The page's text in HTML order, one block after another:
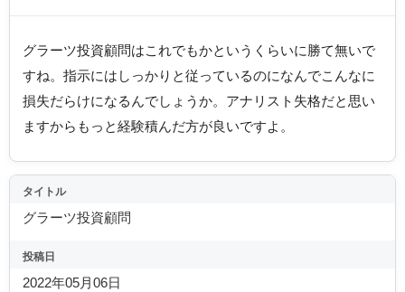
グラーツ投資顧問はこれでもかというくらいに勝て無いで
すね。指示にはしっかりと従っているのになんでこんなに
損失だらけになるんでしょうか。アナリスト失格だと思い
ますからもっと経験積んだ方が良いですよ。
タイトル
グラーツ投資顧問
投稿日
2022年05月06日